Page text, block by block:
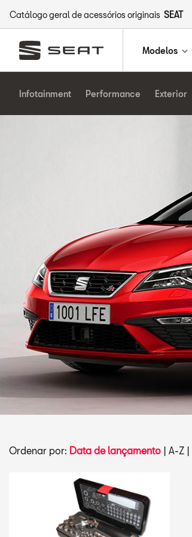
Catálogo geral de acessórios originais SEAT
Modelos
Infotainment Performance Exterior
Ordenar por: Data de lançamento | A-Z |